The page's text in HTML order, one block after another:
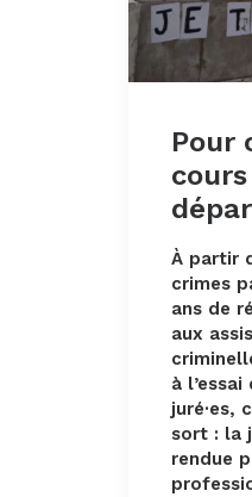
Pour
À partir
crimes
ans de
aux
à
juré·es,
sort : la
rendue